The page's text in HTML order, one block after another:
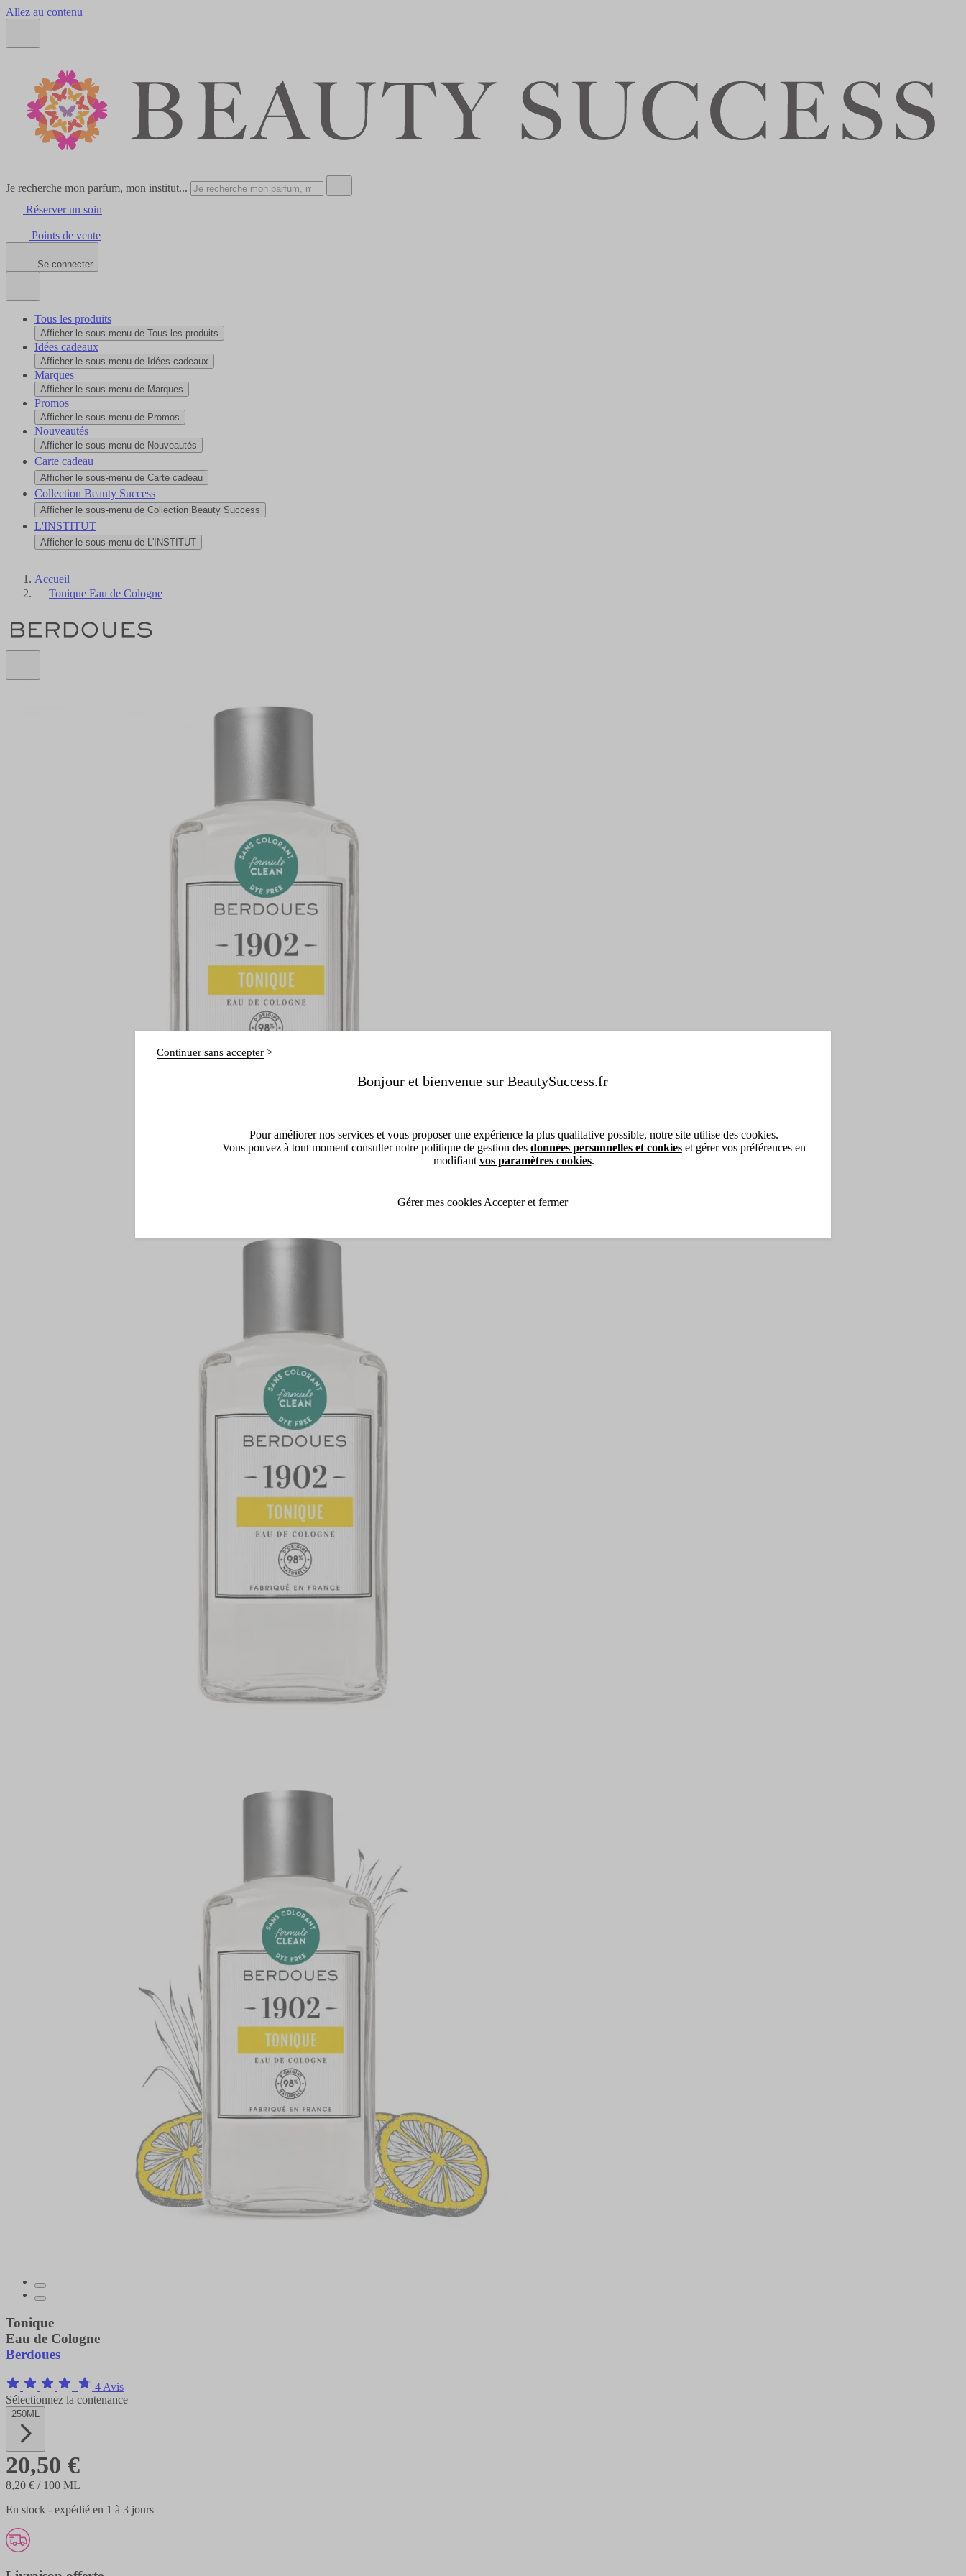
Allez au contenu
Je recherche mon parfum, mon institut...
Réserver un soin
Points de vente
Se connecter
Tous les produits
Afficher le sous-menu de Tous les produits
Idées cadeaux
Afficher le sous-menu de Idées cadeaux
Marques
Afficher le sous-menu de Marques
Promos
Afficher le sous-menu de Promos
Nouveautés
Afficher le sous-menu de Nouveautés
Carte cadeau
Afficher le sous-menu de Carte cadeau
Collection Beauty Success
Afficher le sous-menu de Collection Beauty Success
L'INSTITUT
Afficher le sous-menu de L'INSTITUT
Accueil
Tonique Eau de Cologne
Tonique
Eau de Cologne
Berdoues
4 Avis
Sélectionnez la contenance
250ML
20,50 €
8,20 € / 100 ML
En stock - expédié en 1 à 3 jours
Bonjour et bienvenue sur BeautySuccess.fr
Continuer sans accepter
Pour améliorer nos services et vous proposer une expérience la plus qualitative possible, notre site utilise des cookies.
Vous pouvez à tout moment consulter notre politique de gestion des données personnelles et cookieset gérer vos préférences en
modifiant vos paramètres cookies.
Gérer mes cookies Accepter et fermer